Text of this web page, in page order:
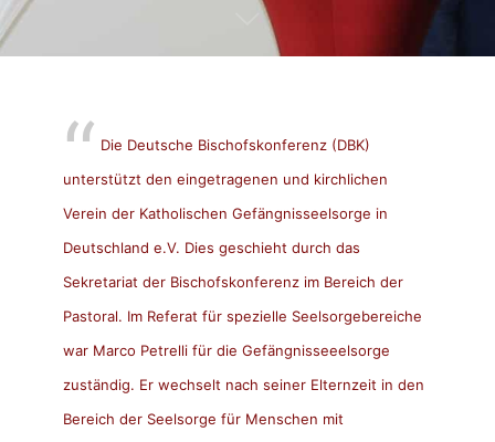
Die Deutsche Bischofskonferenz (DBK)
unterstützt den eingetragenen und kirchlichen
Verein der Katholischen Gefängnisseelsorge in
Deutschland e.V. Dies geschieht durch das
Sekretariat der Bischofskonferenz im Bereich der
Pastoral. Im Referat für spezielle Seelsorgebereiche
war Marco Petrelli für die Gefängnisseeelsorge
zuständig. Er wechselt nach seiner Elternzeit in den
Bereich der Seelsorge für Menschen mit